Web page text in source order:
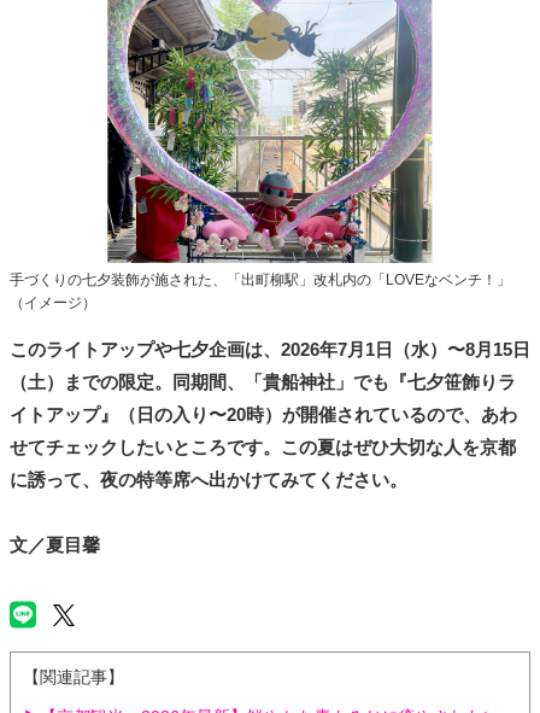
手づくりの七夕装飾が施された、「出町柳駅」改札内の「LOVEなベンチ！」
（イメージ）
このライトアップや七夕企画は、2026年7月1日（水）〜8月15日
（土）までの限定。同期間、「貴船神社」でも『七夕笹飾りラ
イトアップ』（日の入り〜20時）が開催されているので、あわ
せてチェックしたいところです。この夏はぜひ大切な人を京都
に誘って、夜の特等席へ出かけてみてください。
文／夏目馨
【関連記事】